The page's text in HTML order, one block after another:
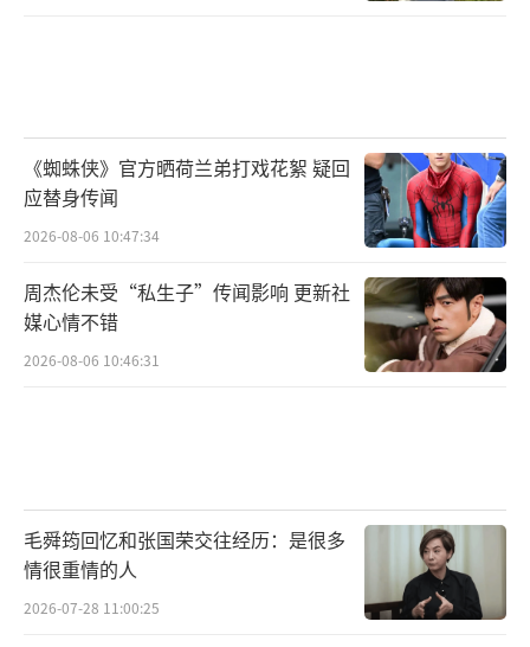
《蜘蛛侠》官方晒荷兰弟打戏花絮 疑回
应替身传闻
2026-08-06 10:47:34
周杰伦未受“私生子”传闻影响 更新社
媒心情不错
2026-08-06 10:46:31
毛舜筠回忆和张国荣交往经历：是很多
情很重情的人
2026-07-28 11:00:25